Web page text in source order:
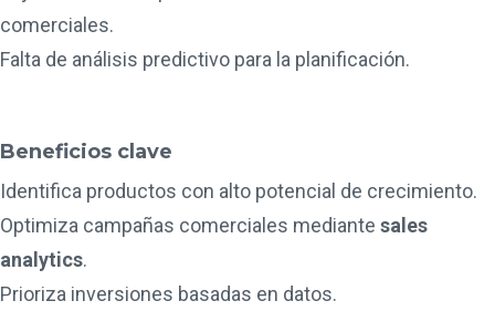
comerciales.
Falta de análisis predictivo para la planificación.
Beneficios clave
Identifica productos con alto potencial de crecimiento.
Optimiza campañas comerciales mediante sales
analytics.
Prioriza inversiones basadas en datos.